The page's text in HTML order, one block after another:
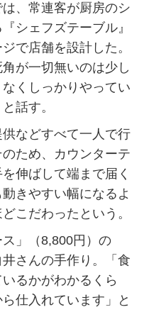
、常連客が厨房のシ
シェフズテーブル』
で店舗を設計した。
が一切無いのは少し
くしっかりやってい
話す。
などすべて一人で行
ため、カウンターテ
伸ばして端まで届く
きやすい幅になるよ
こだわったという。
」（8,800円）の
さんの手作り。「食
るかがわかるくら
仕入れています」と